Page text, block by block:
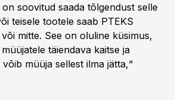
soovitud saada tõlgendust selle
teisele tootele saab PTEKS
mitte. See on oluline küsimus,
täiendava kaitse ja
müüja sellest ilma jätta,“